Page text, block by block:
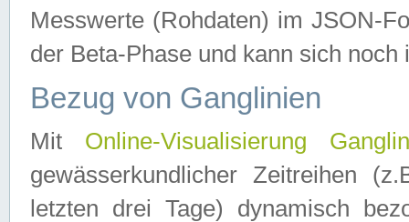
Messwerte (Rohdaten) im JSON-
der Beta-Phase und kann sich noch
Bezug von Ganglinien
Mit Online-Visualisierung
gewässerkundlicher Zeitreihen
letzten drei Tage) dynamisch